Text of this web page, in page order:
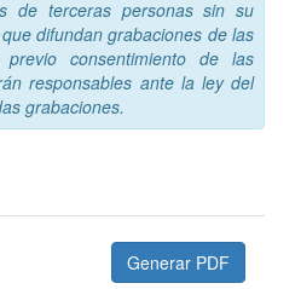
de terceras personas sin su
difundan grabaciones de las
consentimiento de las
responsables ante la ley del
grabaciones.
Generar PDF